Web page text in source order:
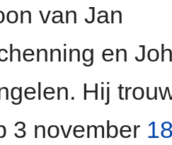
van Jan
en
Hij
3 november